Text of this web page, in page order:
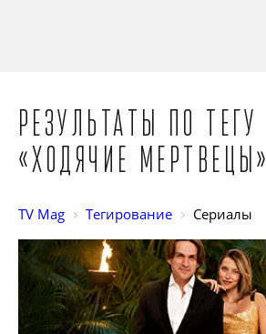
Результаты по тегу
«Ходячие мертвецы»
TV Mag Тегирование Сериалы